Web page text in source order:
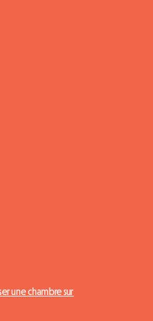
une chambre sur